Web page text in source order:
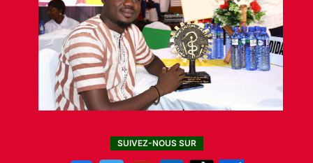
SUIVEZ-NOUS SUR